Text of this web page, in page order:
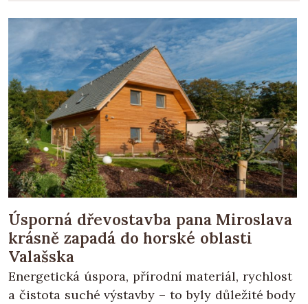
Úsporná dřevostavba pana Miroslava
krásně zapadá do horské oblasti
Valašska
Energetická úspora, přírodní materiál, rychlost
a čistota suché výstavby – to byly důležité body